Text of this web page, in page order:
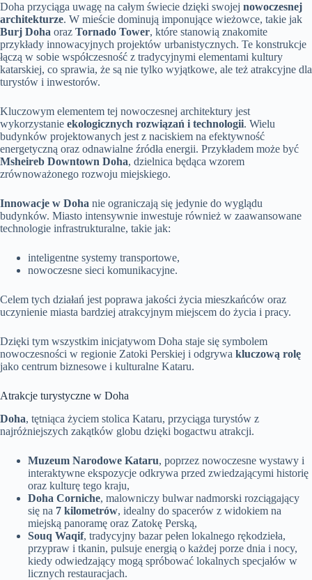
Doha przyciąga uwagę na całym świecie dzięki swojej nowoczesnej
architekturze. W mieście dominują imponujące wieżowce, takie jak
Burj Doha oraz Tornado Tower, które stanowią znakomite
przykłady innowacyjnych projektów urbanistycznych. Te konstrukcje
łączą w sobie współczesność z tradycyjnymi elementami kultury
katarskiej, co sprawia, że są nie tylko wyjątkowe, ale też atrakcyjne dla
turystów i inwestorów.
Kluczowym elementem tej nowoczesnej architektury jest
wykorzystanie ekologicznych rozwiązań i technologii. Wielu
budynków projektowanych jest z naciskiem na efektywność
energetyczną oraz odnawialne źródła energii. Przykładem może być
Msheireb Downtown Doha, dzielnica będąca wzorem
zrównoważonego rozwoju miejskiego.
Innowacje w Doha nie ograniczają się jedynie do wyglądu
budynków. Miasto intensywnie inwestuje również w zaawansowane
technologie infrastrukturalne, takie jak:
inteligentne systemy transportowe,
nowoczesne sieci komunikacyjne.
Celem tych działań jest poprawa jakości życia mieszkańców oraz
uczynienie miasta bardziej atrakcyjnym miejscem do życia i pracy.
Dzięki tym wszystkim inicjatywom Doha staje się symbolem
nowoczesności w regionie Zatoki Perskiej i odgrywa kluczową rolę
jako centrum biznesowe i kulturalne Kataru.
Atrakcje turystyczne w Doha
Doha, tętniąca życiem stolica Kataru, przyciąga turystów z
najróżniejszych zakątków globu dzięki bogactwu atrakcji.
Muzeum Narodowe Kataru, poprzez nowoczesne wystawy i
interaktywne ekspozycje odkrywa przed zwiedzającymi historię
oraz kulturę tego kraju,
Doha Corniche, malowniczy bulwar nadmorski rozciągający
się na 7 kilometrów, idealny do spacerów z widokiem na
miejską panoramę oraz Zatokę Perską,
Souq Waqif, tradycyjny bazar pełen lokalnego rękodzieła,
przypraw i tkanin, pulsuje energią o każdej porze dnia i nocy,
kiedy odwiedzający mogą spróbować lokalnych specjałów w
licznych restauracjach.